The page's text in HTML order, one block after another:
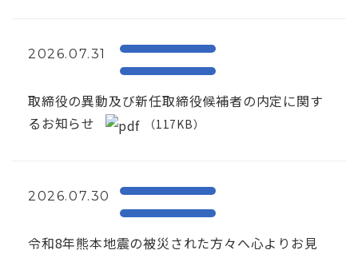
2026.07.31
取締役の異動及び新任取締役候補者の内定に関す
るお知らせ
（117KB）
2026.07.30
令和8年熊本地震の被災された方々へ心よりお見